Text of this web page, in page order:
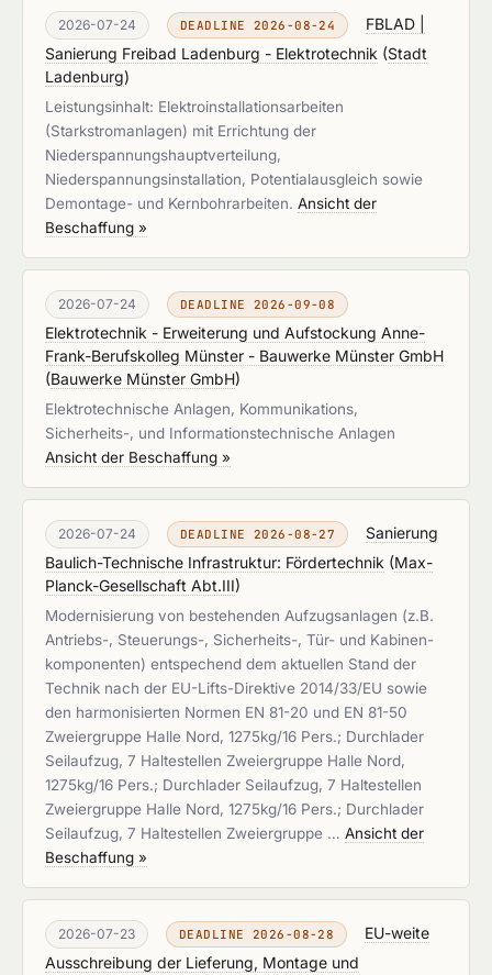
2026-07-24 DEADLINE 2026-08-24
FBLAD |
Sanierung Freibad Ladenburg - Elektrotechnik (Stadt
Ladenburg)
Leistungsinhalt: Elektroinstallationsarbeiten
(Starkstromanlagen) mit Errichtung der
Niederspannungshauptverteilung,
Niederspannungsinstallation, Potentialausgleich sowie
Demontage- und Kernbohrarbeiten. Ansicht der
Beschaffung »
2026-07-24 DEADLINE 2026-09-08
Elektrotechnik - Erweiterung und Aufstockung Anne-
Frank-Berufskolleg Münster - Bauwerke Münster GmbH
(Bauwerke Münster GmbH)
Elektrotechnische Anlagen, Kommunikations,
Sicherheits-, und Informationstechnische Anlagen
Ansicht der Beschaffung »
2026-07-24 DEADLINE 2026-08-27
Sanierung
Baulich-Technische Infrastruktur: Fördertechnik (Max-
Planck-Gesellschaft Abt.III)
Modernisierung von bestehenden Aufzugsanlagen (z.B.
Antriebs-, Steuerungs-, Sicherheits-, Tür- und Kabinen-
komponenten) entspechend dem aktuellen Stand der
Technik nach der EU-Lifts-Direktive 2014/33/EU sowie
den harmonisierten Normen EN 81-20 und EN 81-50
Zweiergruppe Halle Nord, 1275kg/16 Pers.; Durchlader
Seilaufzug, 7 Haltestellen Zweiergruppe Halle Nord,
1275kg/16 Pers.; Durchlader Seilaufzug, 7 Haltestellen
Zweiergruppe Halle Nord, 1275kg/16 Pers.; Durchlader
Seilaufzug, 7 Haltestellen Zweiergruppe … Ansicht der
Beschaffung »
2026-07-23 DEADLINE 2026-08-28
EU-weite
Ausschreibung der Lieferung, Montage und